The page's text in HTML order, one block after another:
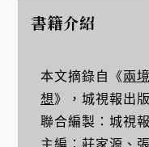
書籍介紹
本文摘錄自《兩
想》，城視報出版
聯合編製：城視
主編：莊家源、